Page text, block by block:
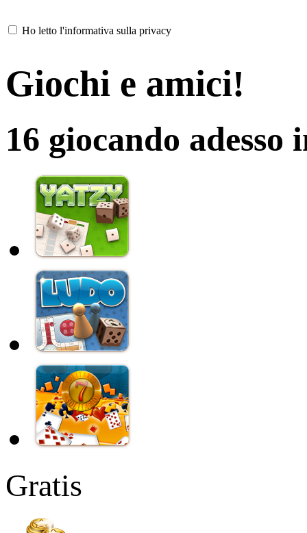
Ho letto l'informativa sulla privacy
Giochi e amici!
16 giocando adesso
Gratis